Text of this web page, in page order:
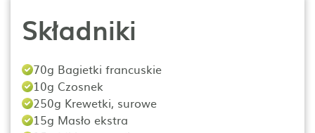
Składniki
70g Bagietki francuskie
10g Czosnek
250g Krewetki, surowe
15g Masło ekstra